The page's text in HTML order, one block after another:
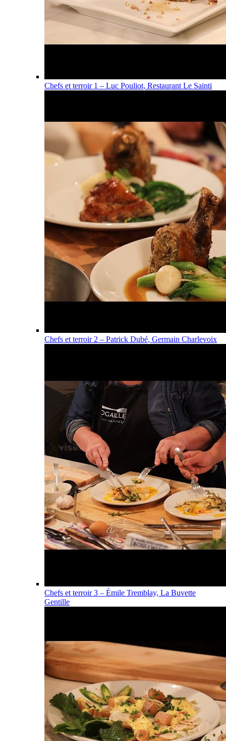
Chefs et terroir 1 – Luc Pouliot, Restaurant Le Sainti
Chefs et terroir 2 – Patrick Dubé, Germain Charlevoix
Chefs et terroir 3 – Émile Tremblay, La Buvette
Gentille